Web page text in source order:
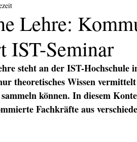
Locations
Lehre:
IST-Seminar
steht an der IST-Hochschule
theoretisches Wissen
können. In diesem
Fachkräfte aus